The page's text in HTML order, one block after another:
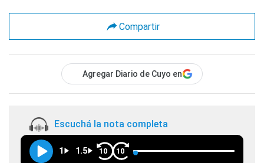
Compartir
Agregar Diario de Cuyo en
Escuchá la nota completa
1 1.5 10 10